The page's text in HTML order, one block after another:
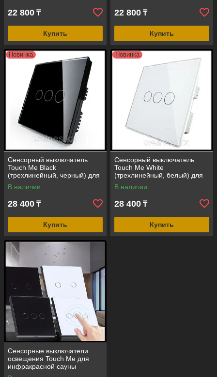
22 800 ₸
Купить
22 800 ₸
Купить
Новинка
Сенсорный выключатель
Touch Me Black
(трехлинейный, черный) для
инфракрасной сауны
В наличии
28 400 ₸
Купить
Новинка
Сенсорный выключатель
Touch Me White
(трехлинейный, белый) для
инфракрасной сауны
В наличии
28 400 ₸
Купить
Сенсорные выключатели
освещения Touch Me для
инфракрасной сауны